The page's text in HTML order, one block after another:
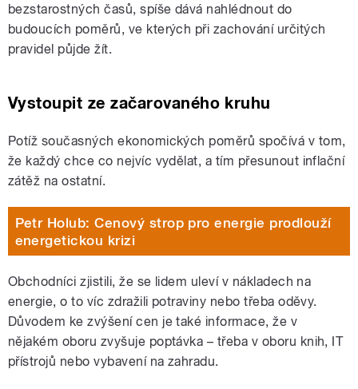
bezstarostných časů, spíše dává nahlédnout do
budoucích poměrů, ve kterých při zachování určitých
pravidel půjde žít.
Vystoupit ze začarovaného kruhu
Potíž současných ekonomických poměrů spočívá v tom,
že každý chce co nejvíc vydělat, a tím přesunout inflační
zátěž na ostatní.
Petr Holub: Cenový strop pro energie prodlouží
energetickou krizi
Obchodníci zjistili, že se lidem uleví v nákladech na
energie, o to víc zdražili potraviny nebo třeba oděvy.
Důvodem ke zvýšení cen je také informace, že v
nějakém oboru zvyšuje poptávka – třeba v oboru knih, IT
přístrojů nebo vybavení na zahradu.